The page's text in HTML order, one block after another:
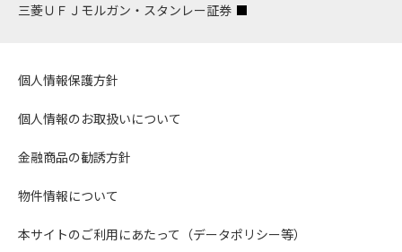
三菱ＵＦＪモルガン・スタンレー証券
個人情報保護方針
個人情報のお取扱いについて
金融商品の勧誘方針
物件情報について
本サイトのご利用にあたって（データポリシー等）